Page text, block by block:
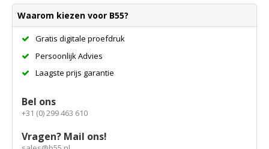
Waarom kiezen voor B55?
Gratis digitale proefdruk
Persoonlijk Advies
Laagste prijs garantie
Bel ons
+31 (0) 299 463 610
Vragen? Mail ons!